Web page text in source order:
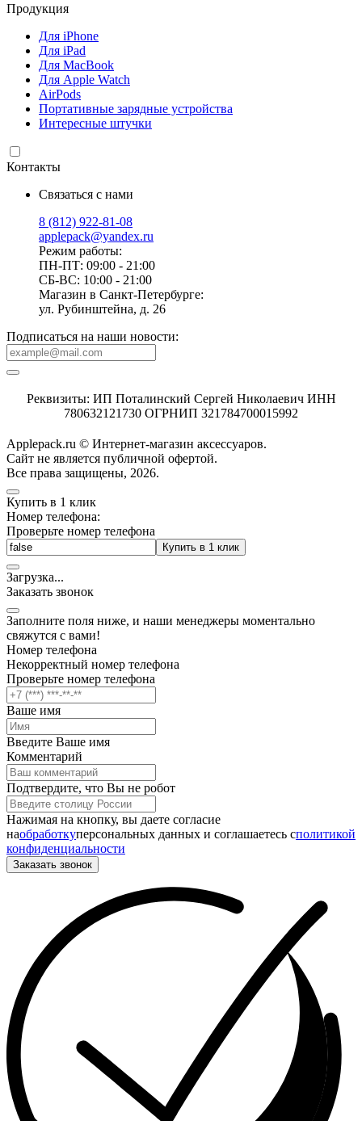
Продукция
Для iPhone
Для iPad
Для MacBook
Для Apple Watch
AirPods
Портативные зарядные устройства
Интересные штучки
Контакты
Связаться с нами
8 (812) 922-81-08
applepack@yandex.ru
Режим работы:
ПН-ПТ: 09:00 - 21:00
СБ-ВС: 10:00 - 21:00
Магазин в Санкт-Петербурге:
ул. Рубинштейна, д. 26
Подписаться на наши новости:
Реквизиты: ИП Поталинский Сергей Николаевич ИНН
780632121730 ОГРНИП 321784700015992
Applepack.ru © Интернет-магазин аксессуаров.
Cайт не является публичной офертой.
Все права защищены, 2026.
Купить в 1 клик
Номер телефона:
Проверьте номер телефона
Купить в 1 клик
Загрузка...
Заказать звонок
Заполните поля ниже, и наши менеджеры моментально
свяжутся с вами!
Номер телефона
Некорректный номер телефона
Проверьте номер телефона
Ваше имя
Введите Ваше имя
Комментарий
Подтвердите, что Вы не робот
Нажимая на кнопку, вы даете согласие
наобработкуперсональных данных и соглашаетесь cполитикой
конфиденциальности
Заказать звонок